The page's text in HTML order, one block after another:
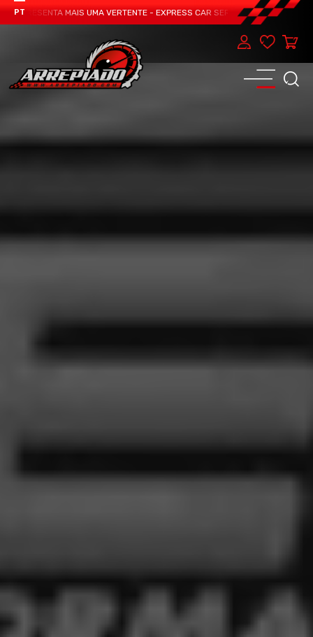
PT MAIS UMA VERTENTE - EXPRESS CAR SERVICE, MANUTENÇÃO DO